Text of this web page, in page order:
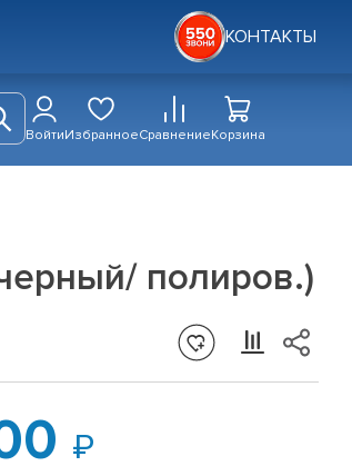
КОНТАКТЫ
ВойтиИзбранноеСравнениеКорзина
полиров.)